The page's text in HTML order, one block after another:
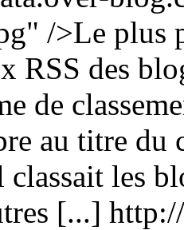
/>Le plus
RSS des
de
au titre du
les
[...]